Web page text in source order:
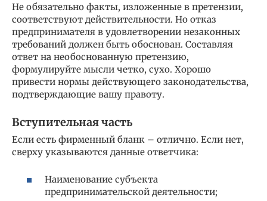
Не обязательно факты, изложенные в претензии,
соответствуют действительности. Но отказ
предпринимателя в удовлетворении незаконных
требований должен быть обоснован. Составляя
ответ на необоснованную претензию,
формулируйте мысли четко, сухо. Хорошо
привести нормы действующего законодательства,
подтверждающие вашу правоту.
Вступительная часть
Если есть фирменный бланк – отлично. Если нет,
сверху указываются данные ответчика:
Наименование субъекта
предпринимательской деятельности;